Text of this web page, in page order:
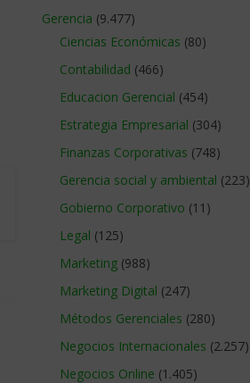
Gerencia (9.477)
Ciencias Económicas (80)
Contabilidad (466)
Educacion Gerencial (454)
Estrategia Empresarial (304)
Finanzas Corporativas (748)
Gerencia social y ambiental (223)
Gobierno Corporativo (11)
Legal (125)
Marketing (988)
Marketing Digital (247)
Métodos Gerenciales (280)
Negocios Internacionales (2.257)
Negocios Online (1.405)